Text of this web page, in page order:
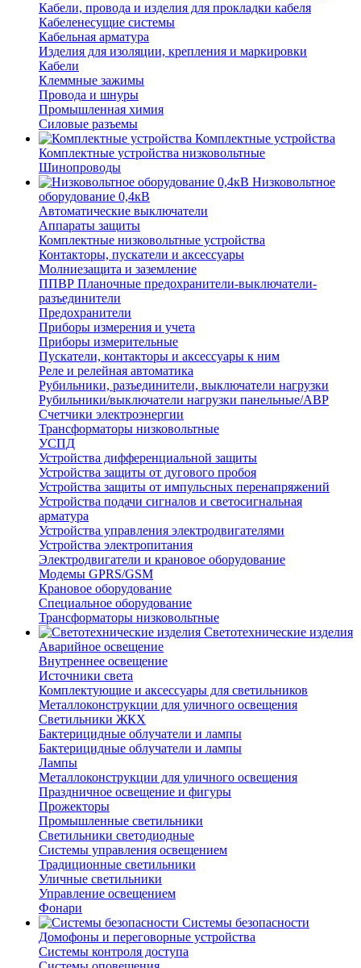
Кабели, провода и изделия для прокладки кабеля
Кабеленесущие системы
Кабельная арматура
Изделия для изоляции, крепления и маркировки
Кабели
Клеммные зажимы
Провода и шнуры
Промышленная химия
Силовые разъемы
Комплектные устройства
Комплектные устройства низковольтные
Шинопроводы
Низковольтное
оборудование 0,4кВ
Автоматические выключатели
Аппараты защиты
Комплектные низковольтные устройства
Контакторы, пускатели и аксессуары
Молниезащита и заземление
ППВР Планочные предохранители-выключатели-
разъединители
Предохранители
Приборы измерения и учета
Приборы измерительные
Пускатели, контакторы и аксессуары к ним
Реле и релейная автоматика
Рубильники, разъединители, выключатели нагрузки
Рубильники/выключатели нагрузки панельные/АВР
Счетчики электроэнергии
Трансформаторы низковольтные
УСПД
Устройства дифференциальной защиты
Устройства защиты от дугового пробоя
Устройства защиты от импульсных перенапряжений
Устройства подачи сигналов и светосигнальная
арматура
Устройства управления электродвигателями
Устройства электропитания
Электродвигатели и крановое оборудование
Модемы GPRS/GSM
Крановое оборудование
Специальное оборудование
Трансформаторы низковольтные
Светотехнические изделия
Аварийное освещение
Внутреннее освещение
Источники света
Комплектующие и аксессуары для светильников
Металлоконструкции для уличного освещения
Светильники ЖКХ
Бактерицидные облучатели и лампы
Бактерицидные облучатели и лампы
Лампы
Металлоконструкции для уличного освещения
Праздничное освещение и фигуры
Прожекторы
Промышленные светильники
Светильники светодиодные
Системы управления освещением
Традиционные светильники
Уличные светильники
Управление освещением
Фонари
Системы безопасности
Домофоны и переговорные устройства
Системы контроля доступа